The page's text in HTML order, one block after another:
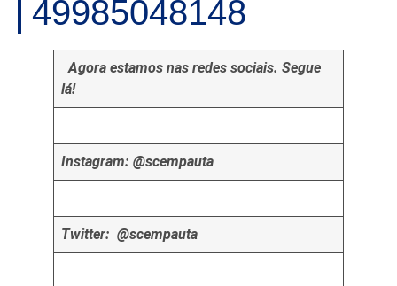
49985048148
Agora estamos nas redes sociais. Segue
lá!
Instagram: @scempauta
Twitter: @scempauta